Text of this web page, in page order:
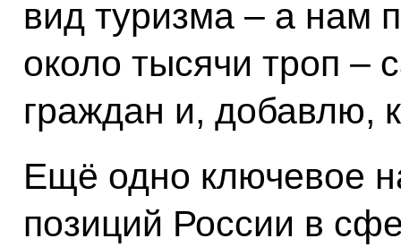
вид туризма – а нам
около тысячи троп –
граждан и, добавлю,
Ещё одно ключевое
позиций России в